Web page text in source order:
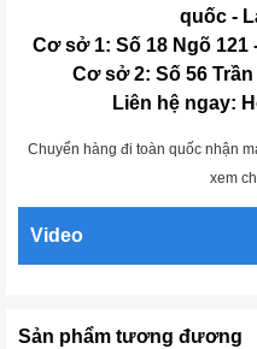
quốc -
Cơ sở 1: Số 18 Ngõ 121
Cơ sở 2: Số 56
Liên hệ ngay:
Chuyển hàng đi toàn quốc nhận
xem
Video
Sản phẩm tương đương